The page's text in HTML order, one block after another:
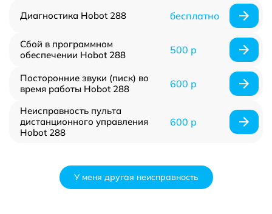
Диагностика Hobot 288 бесплатно
Сбой в программном
обеспечении Hobot 288
500 р
Посторонние звуки (писк) во
время работы Hobot 288
600 р
Неисправность пульта
дистанционного управления
Hobot 288
600 р
У меня другая неисправность